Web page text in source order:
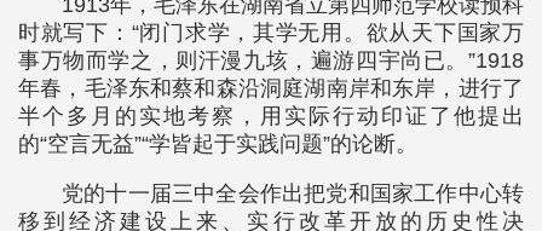
1913年，毛泽东在湖南省立第四师范学校读预科
时就写下：“闭门求学，其学无用。欲从天下国家万
事万物而学之，则汗漫九垓，遍游四宇尚已。”1918
年春，毛泽东和蔡和森沿洞庭湖南岸和东岸，进行了
半个多月的实地考察，用实际行动印证了他提出
的“空言无益”“学皆起于实践问题”的论断。
党的十一届三中全会作出把党和国家工作中心转
移到经济建设上来、实行改革开放的历史性决